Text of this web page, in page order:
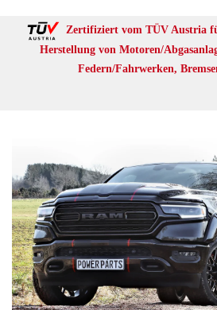
Zertifiziert vom TÜV Austria
Herstellung von Motoren/
Federn/Fahrwerken,